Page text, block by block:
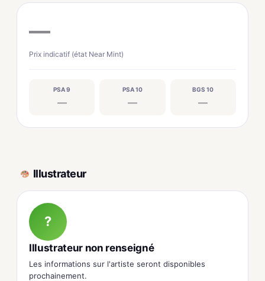
—
Prix indicatif (état Near Mint)
PSA 9
—
PSA 10
—
BGS 10
—
Illustrateur
?
Illustrateur non renseigné
Les informations sur l'artiste seront disponibles
prochainement.